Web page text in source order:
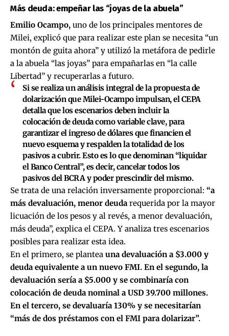
Más deuda: empeñar las “joyas de la abuela”
Emilio Ocampo, uno de los principales mentores de
Milei, explicó que para realizar este plan se necesita “un
montón de guita ahora” y utilizó la metáfora de pedirle
a la abuela “las joyas” para empañarlas en “la calle
Libertad” y recuperarlas a futuro.
Si se realiza un análisis integral de la propuesta de
dolarización que Milei-Ocampo impulsan, el CEPA
detalla que los escenarios deben incluir la
colocación de deuda como variable clave, para
garantizar el ingreso de dólares que financien el
nuevo esquema y respalden la totalidad de los
pasivos a cubrir. Esto es lo que denominan “liquidar
el Banco Central”, es decir, cancelar todos los
pasivos del BCRA y poder prescindir del mismo.
Se trata de una relación inversamente proporcional: “a
más devaluación, menor deuda requerida por la mayor
licuación de los pesos y al revés, a menor devaluación,
más deuda”, explica el CEPA. Y analiza tres escenarios
posibles para realizar esta idea.
En el primero, se plantea una devaluación a $3.000 y
deuda equivalente a un nuevo FMI. En el segundo, la
devaluación sería a $5.000 y se combinaría con
colocación de deuda nominal a USD 39.700 millones.
En el tercero, se devaluaría 130% y se necesitarían
“más de dos préstamos con el FMI para dolarizar”.